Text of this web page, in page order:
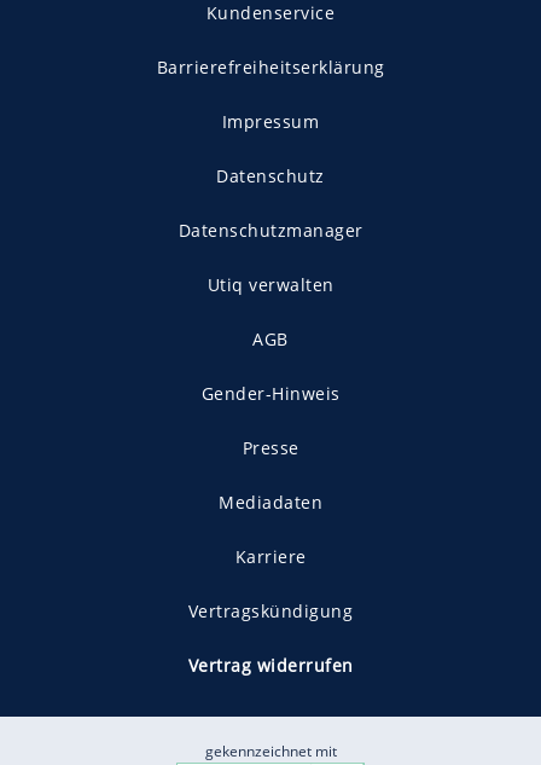
Kundenservice
Barrierefreiheitserklärung
Impressum
Datenschutz
Datenschutzmanager
Utiq verwalten
AGB
Gender-Hinweis
Presse
Mediadaten
Karriere
Vertragskündigung
Vertrag widerrufen
gekennzeichnet mit